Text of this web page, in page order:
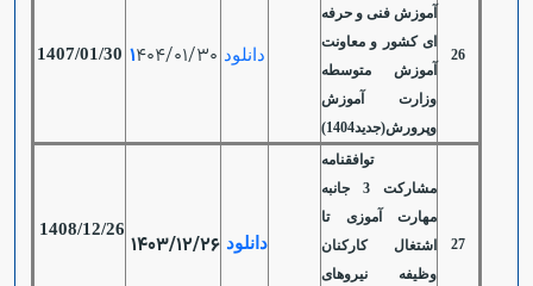
26
آموزش فنی و حرفه
ای کشور و معاونت
آموزش متوسطه
وزارت آموزش
وپرورش(جدید1404)
دانلود 1404/01/30
1407/01/30
27
توافقنامه
مشارکت 3 جانبه
مهارت آموزی تا
اشتغال کارکنان
وظیفه نیروهای
دانلود 1403/12/26
1408/12/26